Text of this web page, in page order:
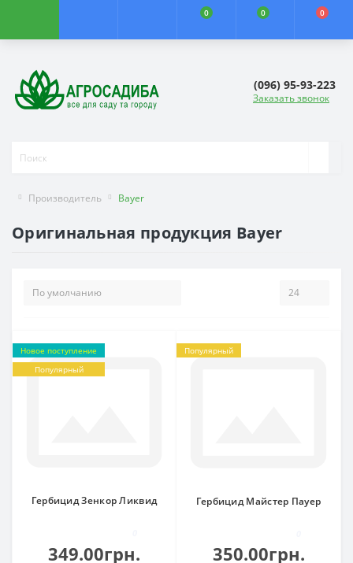
0 0 0
(096) 95-93-223
Заказать звонок
Производитель Bayer
Оригинальная продукция Bayer
Новое поступление
Популярный
Гербицид Зенкор Ликвид
349.00грн.
Популярный
Гербицид Майстер Пауер
350.00грн.